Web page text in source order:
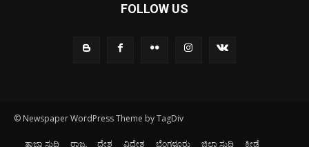
FOLLOW US
© Newspaper WordPress Theme by TagDiv
ತಾಜಾ ಸುದ್ದಿ ರಾಜ್ಯ ದೇಶ ವಿದೇಶ ಬೆಂಗಳೂರು ಜಿಲ್ಲಾ ಸುದ್ದಿ ಕ್ರೀಡೆ